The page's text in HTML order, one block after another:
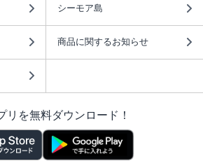
シーモア島
商品に関するお知らせ
リを無料ダウンロード！